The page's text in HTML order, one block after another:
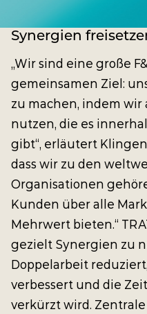
Synergien
„Wir sind eine große
gemeinsamen Ziel:
zu machen, indem
nutzen, die es
gibt“, erläutert
dass wir zu den
Organisationen
Kunden über alle
Mehrwert bieten.“
gezielt Synergien zu
Doppelarbeit
verbessert und die
verkürzt wird.